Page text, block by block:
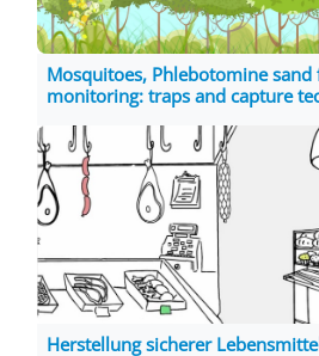
Mosquitoes, Phlebotomine sand
monitoring: traps and capture
Herstellung sicherer